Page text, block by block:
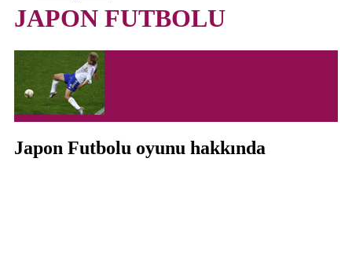
JAPON FUTBOLU
Japon Futbolu oyunu hakkında